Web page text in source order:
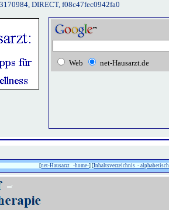
DIRECT, f08c47fec0942fa0
Web net-Hausarzt.de
[net-Hausarzt -home-] [Inhaltsverzeichnis -